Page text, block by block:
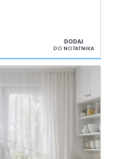
DODAJ
DO NOTATNIKA